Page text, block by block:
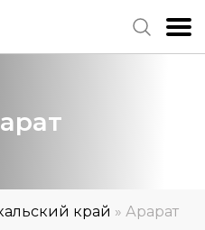
край » Арарат